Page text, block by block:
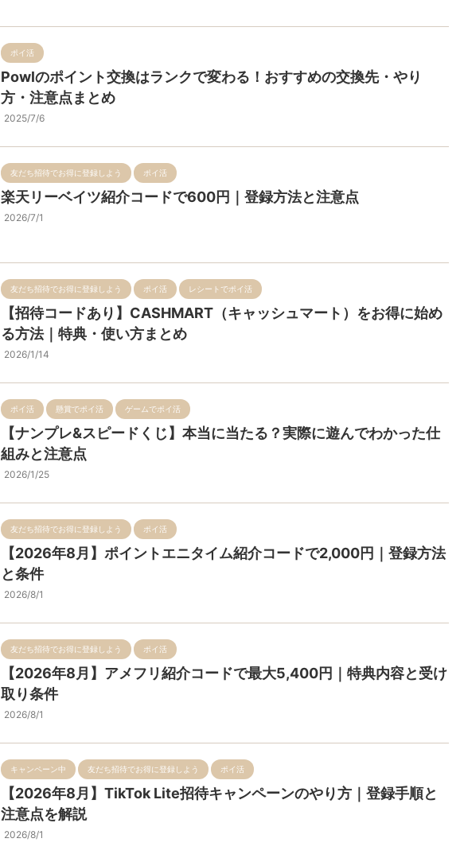
ポイ活
Powlのポイント交換はランクで変わる！おすすめの交換先・やり
方・注意点まとめ
2025/7/6
友だち招待でお得に登録しよう ポイ活
楽天リーベイツ紹介コードで600円｜登録方法と注意点
2026/7/1
友だち招待でお得に登録しよう ポイ活 レシートでポイ活
【招待コードあり】CASHMART（キャッシュマート）をお得に始め
る方法｜特典・使い方まとめ
2026/1/14
ポイ活 懸賞でポイ活 ゲームでポイ活
【ナンプレ&スピードくじ】本当に当たる？実際に遊んでわかった仕
組みと注意点
2026/1/25
友だち招待でお得に登録しよう ポイ活
【2026年8月】ポイントエニタイム紹介コードで2,000円｜登録方法
と条件
2026/8/1
友だち招待でお得に登録しよう ポイ活
【2026年8月】アメフリ紹介コードで最大5,400円｜特典内容と受け
取り条件
2026/8/1
キャンペーン中 友だち招待でお得に登録しよう ポイ活
【2026年8月】TikTok Lite招待キャンペーンのやり方｜登録手順と
注意点を解説
2026/8/1